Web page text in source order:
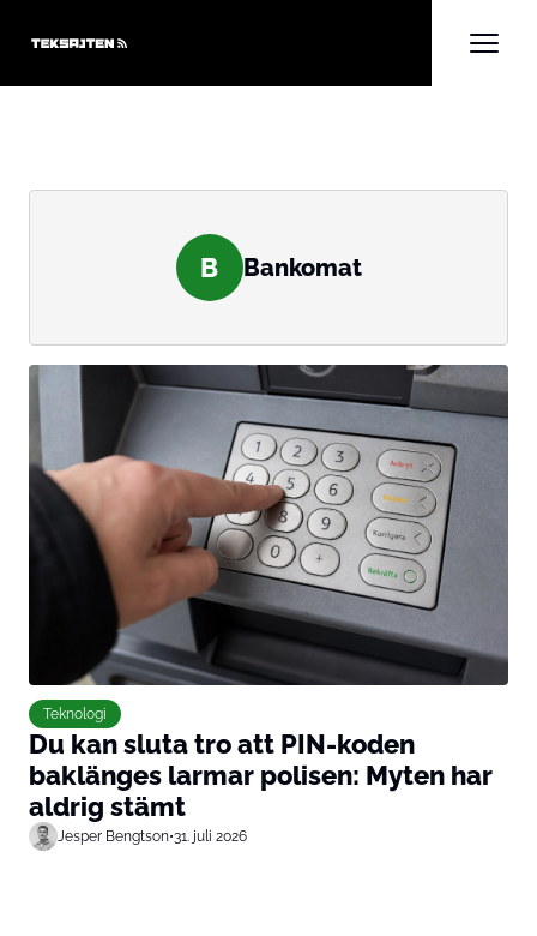
B Bankomat
Teknologi
Du kan sluta tro att PIN-koden
baklänges larmar polisen: Myten har
aldrig stämt
Jesper Bengtson•31. juli 2026